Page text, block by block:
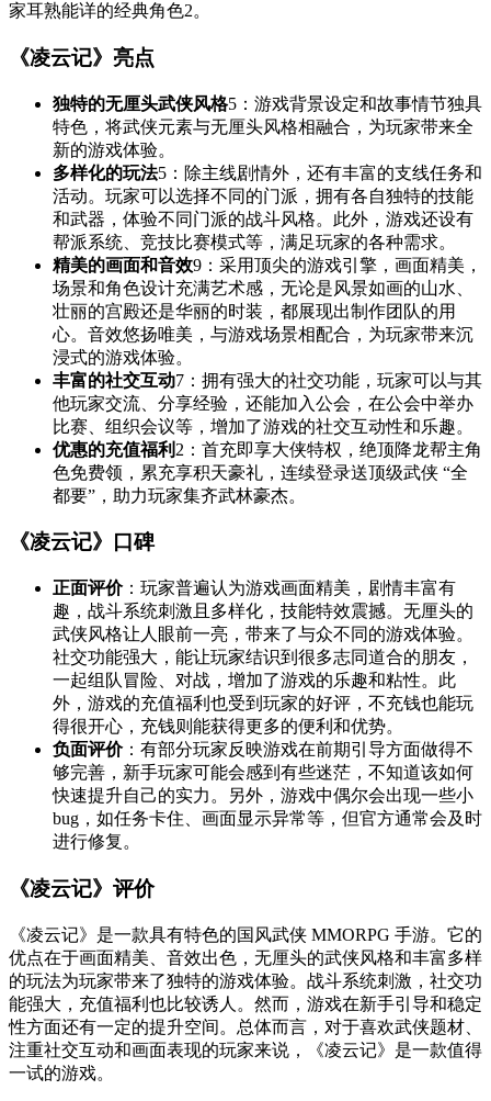
家耳熟能详的经典角色2。
《凌云记》亮点
独特的无厘头武侠风格5 ：游戏背景设定和故事情节独具
特色，将武侠元素与无厘头风格相融合，为玩家带来全
新的游戏体验。
多样化的玩法5 ：除主线剧情外，还有丰富的支线任务和
活动。玩家可以选择不同的门派，拥有各自独特的技能
和武器，体验不同门派的战斗风格。此外，游戏还设有
帮派系统、竞技比赛模式等，满足玩家的各种需求。
精美的画面和音效9 ：采用顶尖的游戏引擎，画面精美，
场景和角色设计充满艺术感，无论是风景如画的山水、
壮丽的宫殿还是华丽的时装，都展现出制作团队的用
心。音效悠扬唯美，与游戏场景相配合，为玩家带来沉
浸式的游戏体验。
丰富的社交互动7 ：拥有强大的社交功能，玩家可以与其
他玩家交流、分享经验，还能加入公会，在公会中举办
比赛、组织会议等，增加了游戏的社交互动性和乐趣。
优惠的充值福利 2 ：首充即享大侠特权，绝顶降龙帮主角
色免费领，累充享积天豪礼，连续登录送顶级武侠 “全
都要”，助力玩家集齐武林豪杰。
《凌云记》口碑
正面评价：玩家普遍认为游戏画面精美，剧情丰富有
趣，战斗系统刺激且多样化，技能特效震撼。无厘头的
武侠风格让人眼前一亮，带来了与众不同的游戏体验。
社交功能强大，能让玩家结识到很多志同道合的朋友，
一起组队冒险、对战，增加了游戏的乐趣和粘性。此
外，游戏的充值福利也受到玩家的好评，不充钱也能玩
得很开心，充钱则能获得更多的便利和优势。
负面评价：有部分玩家反映游戏在前期引导方面做得不
够完善，新手玩家可能会感到有些迷茫，不知道该如何
快速提升自己的实力。另外，游戏中偶尔会出现一些小
bug，如任务卡住、画面显示异常等，但官方通常会及时
进行修复。
《凌云记》评价
《凌云记》是一款具有特色的国风武侠 MMORPG 手游。它的
优点在于画面精美、音效出色，无厘头的武侠风格和丰富多样
的玩法为玩家带来了独特的游戏体验。战斗系统刺激，社交功
能强大，充值福利也比较诱人。然而，游戏在新手引导和稳定
性方面还有一定的提升空间。总体而言，对于喜欢武侠题材、
注重社交互动和画面表现的玩家来说，《凌云记》是一款值得
一试的游戏。